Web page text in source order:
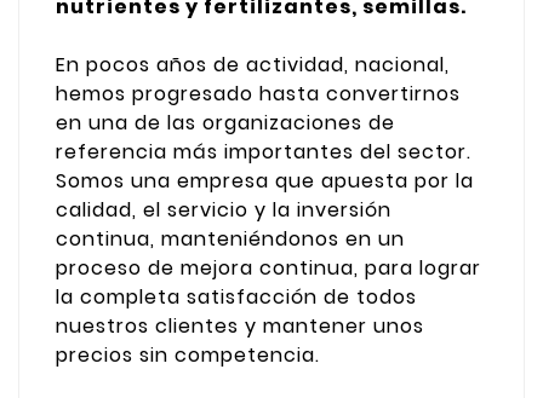
nutrientes y fertilizantes, semillas.
En pocos años de actividad, nacional,
hemos progresado hasta convertirnos
en una de las organizaciones de
referencia más importantes del sector.
Somos una empresa que apuesta por la
calidad, el servicio y la inversión
continua, manteniéndonos en un
proceso de mejora continua, para lograr
la completa satisfacción de todos
nuestros clientes y mantener unos
precios sin competencia.